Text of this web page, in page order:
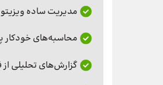
مدیریت ساده
محاسبه‌های خودکار
گزارش‌های تحلیلی از